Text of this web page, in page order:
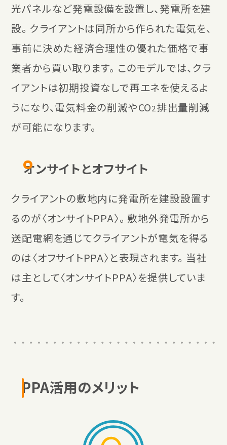
光パネルなど発電設備を設置し、発電所を建
設。 クライアントは同所から作られた電気を、
事前に決めた経済合理性の優れた価格で事
業者から買い取ります。 このモデルでは、クラ
イアントは初期投資なしで再エネを使えるよ
うになり、電気料金の削減やCO2排出量削減
が可能になります。
オンサイトとオフサイト
クライアントの敷地内に発電所を建設設置す
るのが〈オンサイトPPA〉。 敷地外発電所から
送配電網を通じてクライアントが電気を得る
のは〈オフサイトPPA〉と表現されます。 当社
は主として〈オンサイトPPA〉を提供していま
す。
PPA活用のメリット